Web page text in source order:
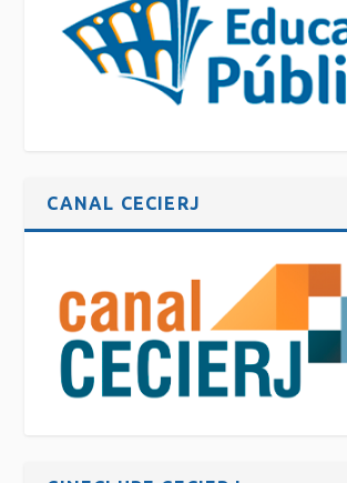
CANAL CECIERJ